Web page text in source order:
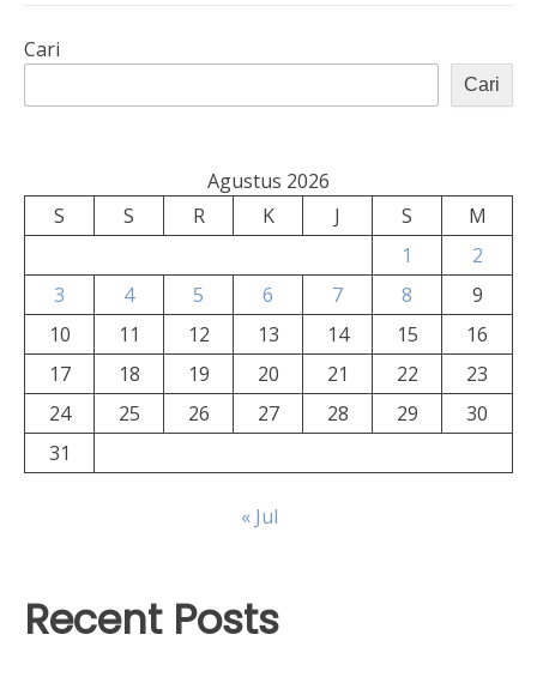
Cari
Cari
Agustus 2026
S
S R K J S
M
1
2
3
4 5 6 7 8
9
10
11 12 13 14 15
16
17
18 19 20 21 22
23
24
25 26 27 28 29
30
31
« Jul
Recent Posts